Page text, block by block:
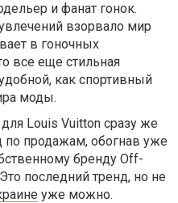
и фанат гонок.
взорвало мир
в гоночных
все еще стильная
как спортивный
моды.
Louis Vuitton сразу же
по продажам, обогнав уже
бренду Off-
последний тренд, но не
уже можно.